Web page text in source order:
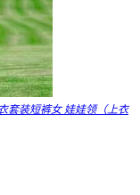
套装短裤女 娃娃领（上衣